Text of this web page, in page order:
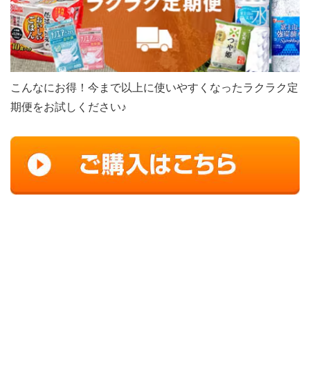
こんなにお得！今まで以上に使いやすくなったラクラク定
期便をお試しください♪